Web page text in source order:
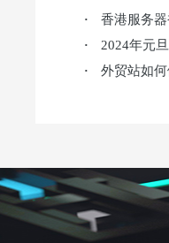
· 香港服务
· 2024年元
· 外贸站如